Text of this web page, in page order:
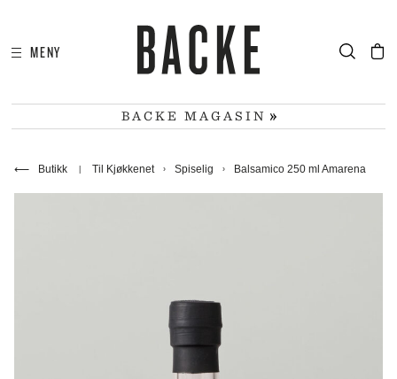
MENY
BACKE MAGASIN
⟵ Butikk Til Kjøkkenet Spiselig Balsamico 250 ml Amarena